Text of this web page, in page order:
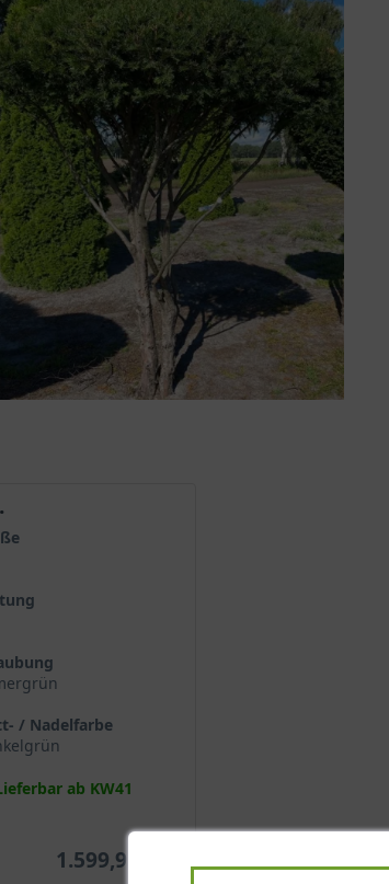
/ Nadelfarbe
ab KW41
1.599,95 €